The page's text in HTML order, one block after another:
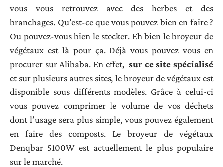
vous vous retrouvez avec des herbes et des
branchages. Qu’est-ce que vous pouvez bien en faire ?
Ou pouvez-vous bien le stocker. Eh bien le broyeur de
végétaux est là pour ça. Déjà vous pouvez vous en
procurer sur Alibaba. En effet, sur ce site spécialisé
et sur plusieurs autres sites, le broyeur de végétaux est
disponible sous différents modèles. Grâce à celui-ci
vous pouvez comprimer le volume de vos déchets
dont l’usage sera plus simple, vous pouvez également
en faire des composts. Le broyeur de végétaux
Denqbar 5100W est actuellement le plus populaire
sur le marché.